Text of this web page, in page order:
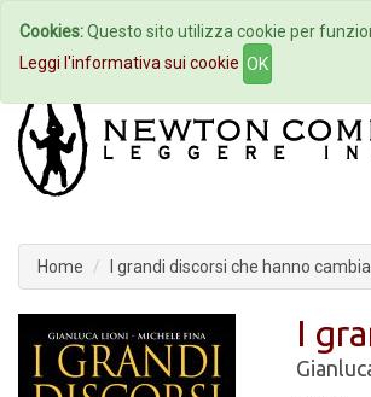
Home Autori
Home I grandi discorsi che hanno
I
Cookies:Questo sito utilizza cookie per
Leggi l'informativa sui cookie OK